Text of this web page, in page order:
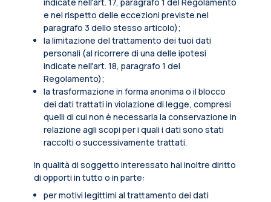
e nel rispetto delle eccezioni previste nel
paragrafo 3 dello stesso articolo);
la limitazione del trattamento dei tuoi dati
personali (al ricorrere di una delle ipotesi
indicate nell'art. 18, paragrafo 1 del
Regolamento);
la trasformazione in forma anonima o il blocco
dei dati trattati in violazione di legge, compresi
quelli di cui non è necessaria la conservazione in
relazione agli scopi per i quali i dati sono stati
raccolti o successivamente trattati.
In qualità di soggetto interessato hai inoltre diritto
di opporti in tutto o in parte:
per motivi legittimi al trattamento dei dati